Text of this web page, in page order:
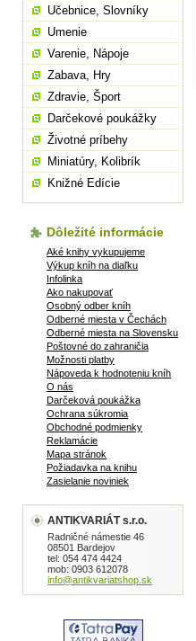
Učebnice, Slovníky
Umenie
Varenie, Nápoje
Zabava, Hry
Zdravie, Šport
Darčekové poukážky
Životné príbehy
Miniatúry, Kolibrík
Knižné Edície
Dôležité informácie
Aké knihy vykupujeme
Výkup kníh na diaľku
Infolinka
Ako nakupovať
Osobný odber kníh
Odberné miesta v Čechách
Odberné miesta na Slovensku
Poštovné do zahraničia
Možnosti platby
Nápoveda k hodnoteniu kníh
O nás
Darčeková poukážka
Ochrana súkromia
Obchodné podmienky
Reklamácie
Mapa stránok
Požiadavka na knihu
Zasielanie noviniek
ANTIKVARIÁT s.r.o.
Radničné námestie 46
08501 Bardejov
tel: 054 474 4424
mob: 0903 612078
info@antikvariatshop.sk